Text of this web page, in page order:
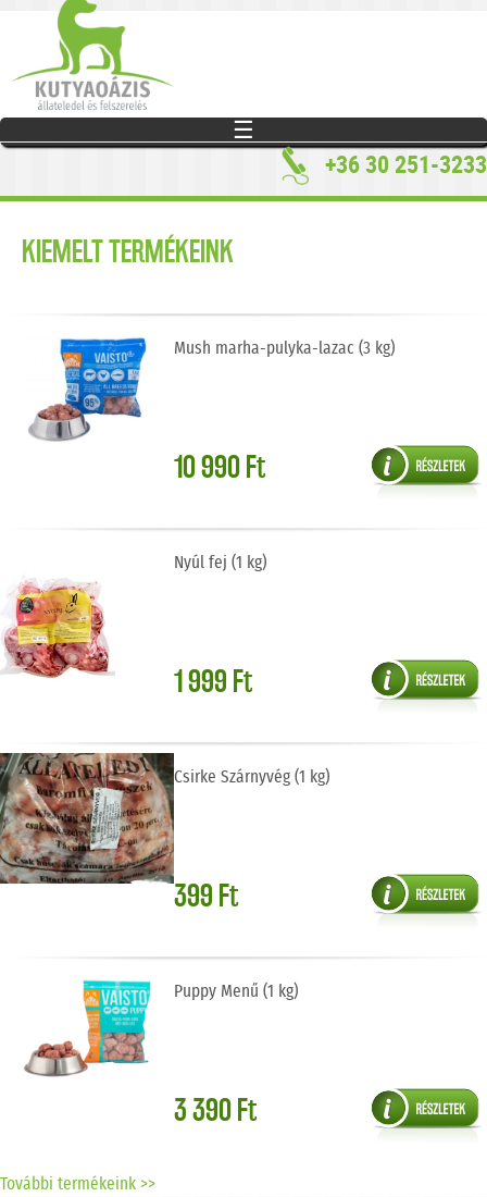
☰
+36 30 251-3233
KIEMELT TERMÉKEINK
Mush marha-pulyka-lazac (3 kg)
10 990 Ft
Nyúl fej (1 kg)
1 999 Ft
Csirke Szárnyvég (1 kg)
399 Ft
Puppy Menű (1 kg)
3 390 Ft
További termékeink >>